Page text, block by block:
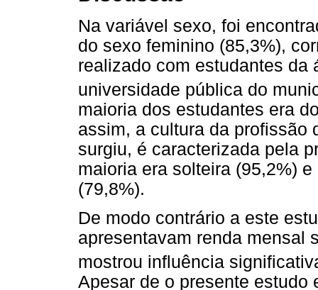
Na variável sexo, foi
do sexo feminino (85,3%),
realizado com estudantes da
universidade pública do
maioria dos estudantes era
assim, a cultura da profissão
surgiu, é caracterizada pela
maioria era solteira (95,2%)
(79,8%).
De modo contrário a este
apresentavam renda mensal
mostrou influência
Apesar de o presente estudo